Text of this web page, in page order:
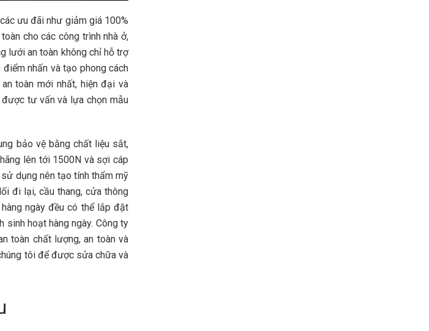
ưu đãi như giảm giá 100%
cho các công trình nhà ở,
lưới an toàn không chỉ hỗ trợ
nhấn và tạo phong cách
toàn mới nhất, hiện đại và
tư vấn và lựa chọn mẫu
bảo vệ bằng chất liệu sắt,
lên tới 1500N và sợi cáp
dụng nên tạo tính thẩm mỹ
đi lại, cầu thang, cửa thông
ngày đều có thể lắp đặt
sinh hoạt hàng ngày. Công ty
toàn chất lượng, an toàn và
tôi để được sửa chữa và